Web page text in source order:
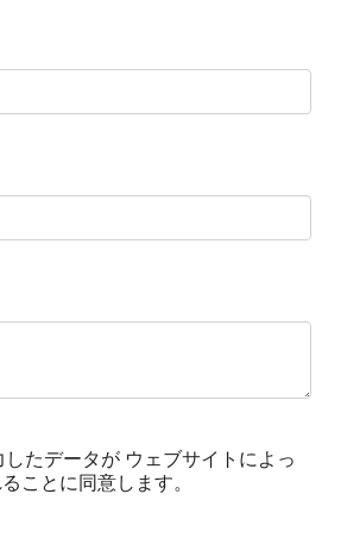
たデータが ウェブサイトによっ
ことに同意します。